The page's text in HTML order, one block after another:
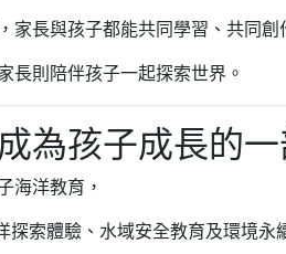
家長與孩子都能共同學習、共同創
長則陪伴孩子一起探索世界。
為孩子成長的
海洋教育，
索體驗、水域安全教育及環境永